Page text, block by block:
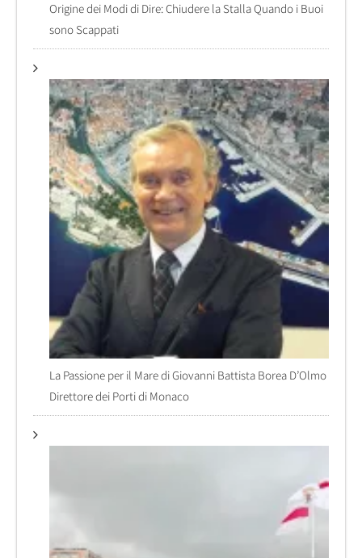
Origine dei Modi di Dire: Chiudere la Stalla Quando i Buoi
sono Scappati
La Passione per il Mare di Giovanni Battista Borea D’Olmo
Direttore dei Porti di Monaco